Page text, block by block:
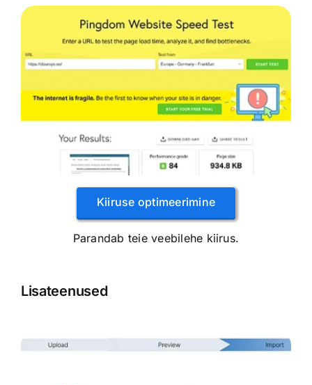
Kiiruse optimeerimine
Parandab teie veebilehe kiirus.
Lisateenused